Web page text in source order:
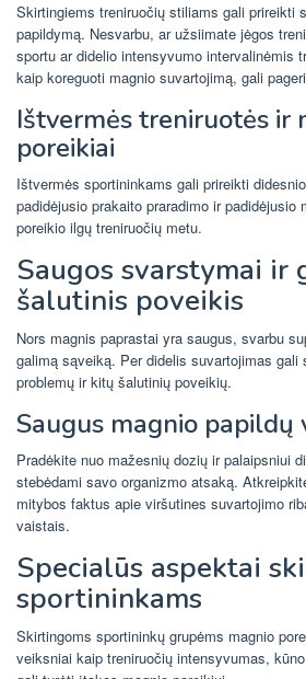
Skirtingiems treniruočių stiliams gali prireikti
papildymą. Nesvarbu, ar užsiimate jėgos
sportu ar didelio intensyvumo intervalinėmis
kaip koreguoti magnio suvartojimą, gali
Ištvermės treniruotės ir
poreikiai
Ištvermės sportininkams gali prireikti
padidėjusio prakaito praradimo ir padidėjusio
poreikio ilgų treniruočių metu.
Saugos svarstymai ir
šalutinis poveikis
Nors magnis paprastai yra saugus, svarbu
galimą sąveiką. Per didelis suvartojimas gali
problemų ir kitų šalutinių poveikių.
Saugus magnio papildų
Pradėkite nuo mažesnių dozių ir palaipsniui
stebėdami savo organizmo atsaką.
mitybos faktus apie viršutines suvartojimo
vaistais.
Specialūs aspektai
sportininkams
Skirtingoms sportininkų grupėms magnio
veiksniai kaip treniruočių intensyvumas,